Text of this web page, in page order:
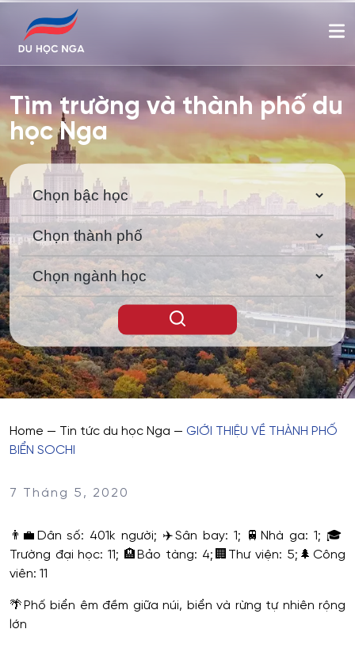
Tìm trường và thành phố du
học Nga
Home — Tin tức du học Nga — GIỚI THIỆU VỀ THÀNH PHỐ
BIỂN SOCHI
7 Tháng 5, 2020
👨‍💼 Dân số: 401k người; ✈️Sân bay: 1; 🚆 Nhà ga: 1; 🎓
Trường đại học: 11; 🏨 Bảo tàng: 4; 🏢 Thư viện: 5; 🌲Công
viên: 11
🌴 Phố biển êm đềm giữa núi, biển và rừng tự nhiên rộng
lớn